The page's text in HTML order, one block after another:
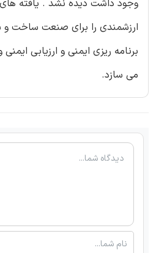
وجود داشت دیده نشد . یافته
ارزشمندی را برای صنعت ساخت و
برنامه ریزی ایمنی و ارزیابی
می سازد.